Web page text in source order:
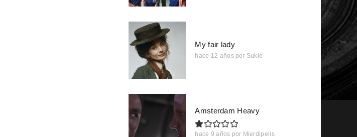
My fair lady
hace 12 años por Sukie
Amsterdam Heavy
hace 9 años por Mierdipelis